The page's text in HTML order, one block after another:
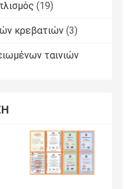
(19)
κρεβατιών (3)
ταινιών